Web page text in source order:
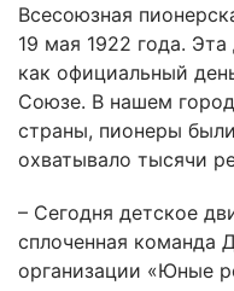
Всесоюзная
19 мая 1922 года. Эта
как официальный
Союзе. В нашем
страны, пионеры
охватывало тысячи
– Сегодня детское
сплоченная команда
организации «Юные